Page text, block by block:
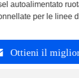
autoalimentato
per le linee
Ottieni il